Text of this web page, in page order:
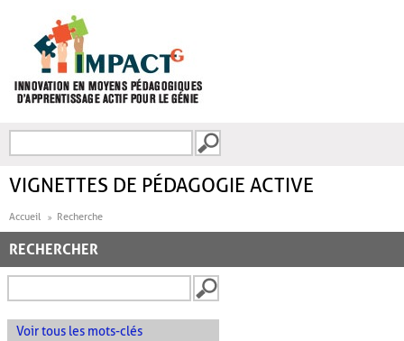
FORMULAIRE DE
VIGNETTES DE PÉDAGOGIE ACTIVE
Accueil Recherche
RECHERCHER
Voir tous les mots-clés